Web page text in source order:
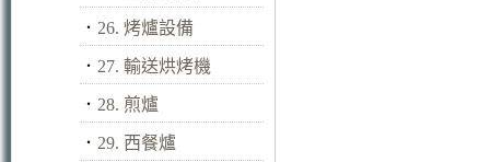
． 26. 烤爐設備
． 27. 輸送烘烤機
． 28. 煎爐
． 29. 西餐爐